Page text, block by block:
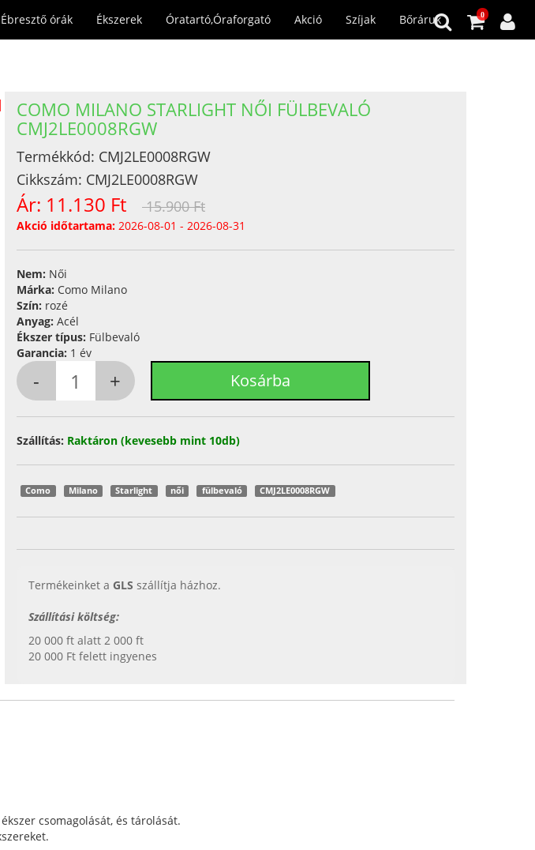
0
Ébresztő órák Ékszerek Óratartó,Óraforgató Akció Szíjak Bőráruk
COMO MILANO STARLIGHT NŐI FÜLBEVALÓ
CMJ2LE0008RGW
Termékkód: CMJ2LE0008RGW
Cikkszám: CMJ2LE0008RGW
Ár: 11.130 Ft 15.900 Ft
Akció időtartama: 2026-08-01 - 2026-08-31
Nem: Női
Márka: Como Milano
Szín: rozé
Anyag: Acél
Ékszer típus: Fülbevaló
Garancia: 1 év
Szállítás: Raktáron (kevesebb mint 10db)
Como Milano Starlight női fülbevaló CMJ2LE0008RGW
Termékeinket a GLS szállítja házhoz.
Szállítási költség:
20 000 ft alatt 2 000 ft
20 000 Ft felett ingyenes
csomagolását, és tárolását.